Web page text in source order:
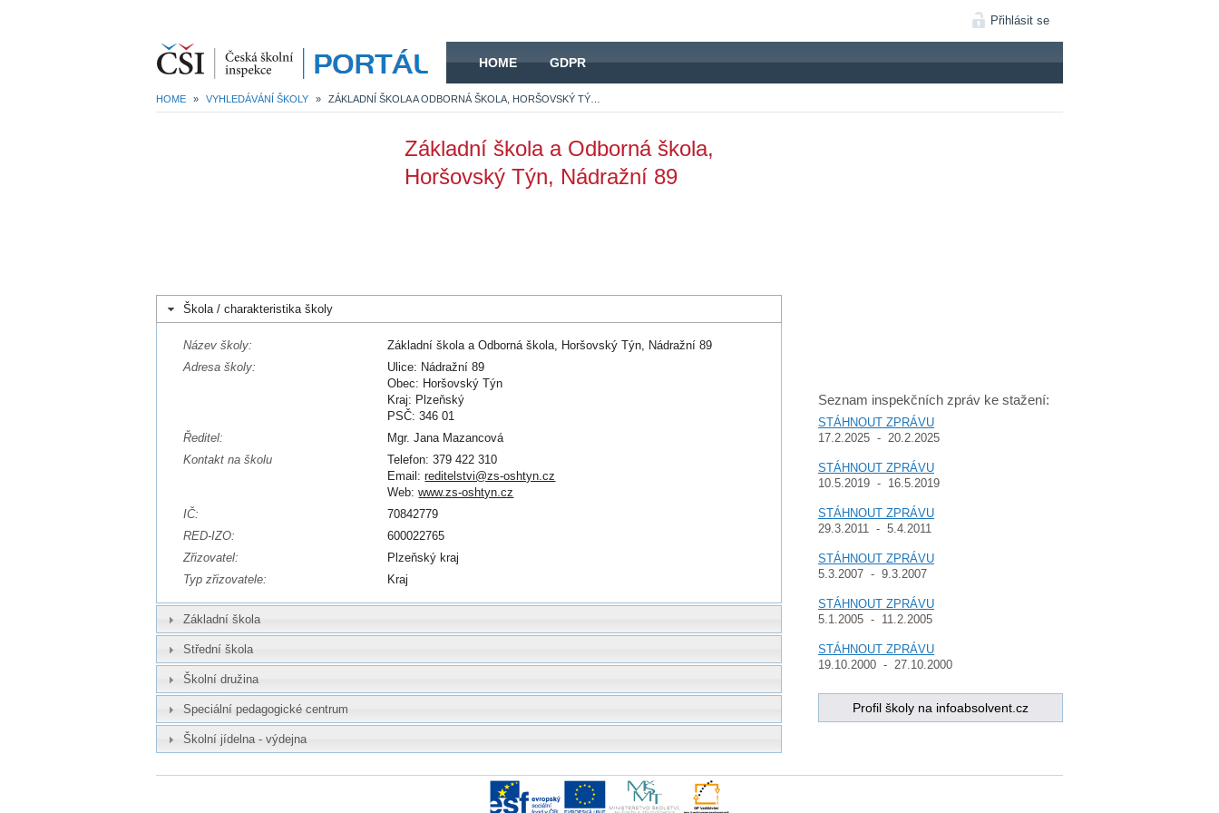
Přihlásit se
HOME GDPR
HOME » VYHLEDÁVÁNÍ ŠKOLY »
Seznam inspekčních zpráv ke stažení:
STÁHNOUT ZPRÁVU
17.2.2025 - 20.2.2025
STÁHNOUT ZPRÁVU
10.5.2019 - 16.5.2019
STÁHNOUT ZPRÁVU
29.3.2011 - 5.4.2011
STÁHNOUT ZPRÁVU
5.3.2007 - 9.3.2007
STÁHNOUT ZPRÁVU
5.1.2005 - 11.2.2005
STÁHNOUT ZPRÁVU
19.10.2000 - 27.10.2000
Profil školy na infoabsolvent.cz
Základní škola a Odborná škola,
Horšovský Týn, Nádražní 89
Škola / charakteristika školy
Název školy:
Základní škola a Odborná škola, Horšovský Týn, Nádražní 89
Adresa školy:
Ulice: Nádražní 89
Obec: Horšovský Týn
Kraj: Plzeňský
PSČ: 346 01
Ředitel:
Mgr. Jana Mazancová
Kontakt na školu
Telefon: 379 422 310
Email:reditelstvi@zs-oshtyn.cz
Web:www.zs-oshtyn.cz
IČ:
70842779
RED-IZO:
600022765
Zřizovatel:
Plzeňský kraj
Typ zřizovatele:
Kraj
Základní škola
Střední škola
Školní družina
Speciální pedagogické centrum
Školní jídelna - výdejna